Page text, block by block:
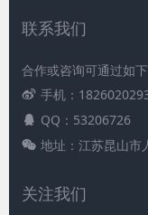
联系我们
合作或咨询可通过如下
手机：
QQ：53206726
地址：江苏昆山市
关注我们